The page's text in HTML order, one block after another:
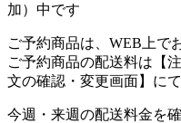
加）中です
ご予約商品は、WEB上で
ご予約商品の配送料は【
文の確認・変更画面】に
今週・来週の配送料金を